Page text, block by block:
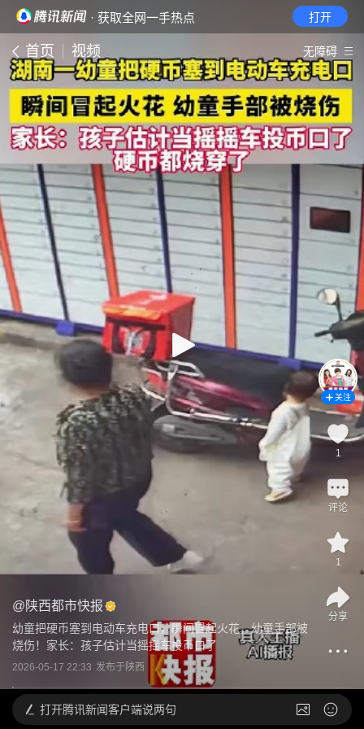
· 获取全网一手热点 打开
首页 视频 无障碍
@陕西都市快报
幼童把硬币塞到电动车充电口，瞬间冒起火花，幼童手部被
烧伤！家长：孩子估计当摇摇车投币口了
2026-05-17 22:33 发布于陕西
关注
1
评论
1
分享
打开腾讯新闻客户端说两句